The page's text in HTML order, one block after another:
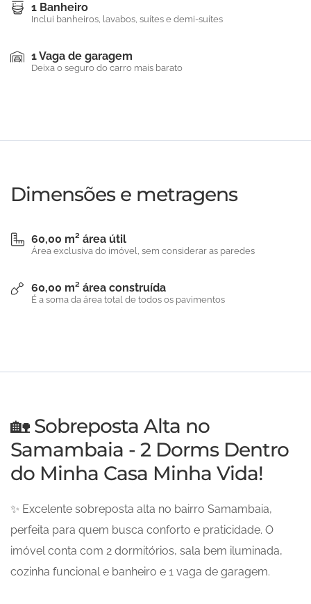
1 Banheiro
Inclui banheiros, lavabos, suítes e demi-suítes
1 Vaga de garagem
Deixa o seguro do carro mais barato
Dimensões e metragens
60,00 m² área útil
Área exclusiva do imóvel, sem considerar as paredes
60,00 m² área construída
É a soma da área total de todos os pavimentos
🏡 Sobreposta Alta no
Samambaia - 2 Dorms Dentro
do Minha Casa Minha Vida!
✨ Excelente sobreposta alta no bairro Samambaia,
perfeita para quem busca conforto e praticidade. O
imóvel conta com 2 dormitórios, sala bem iluminada,
cozinha funcional e banheiro e 1 vaga de garagem.